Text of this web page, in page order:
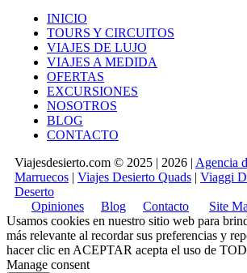
INICIO
TOURS Y CIRCUITOS
VIAJES DE LUJO
VIAJES A MEDIDA
OFERTAS
EXCURSIONES
NOSOTROS
BLOG
CONTACTO
Viajesdesierto.com © 2025 | 2026 | Agencia
Marruecos | Viajes Desierto Quads | Viaggi
Deserto
Opiniones
Blog Contacto
Site
Usamos cookies en nuestro sitio web para
más relevante al recordar sus preferencias y
hacer clic en ACEPTAR acepta el uso de
Manage consent